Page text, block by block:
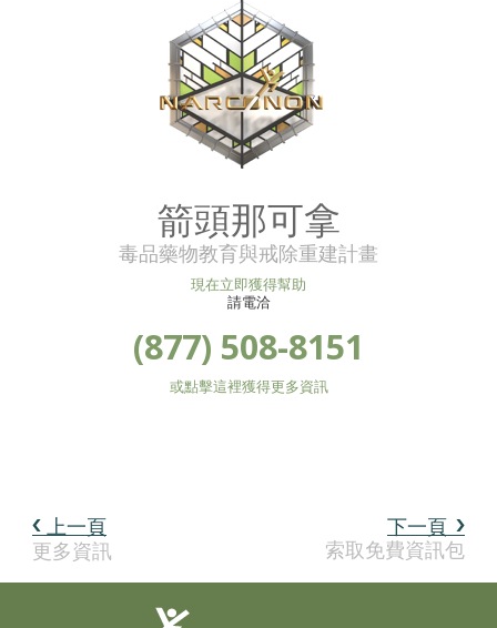
箭頭那可拿
毒品藥物教育與戒除重建計畫
現在立即獲得幫助
請電洽
(877) 508-8151
或點擊這裡獲得更多資訊
下一頁
索取免費資訊包
上一頁
更多資訊